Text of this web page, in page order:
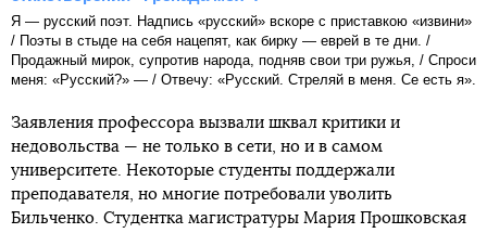
Я — русский поэт. Надпись «русский» вскоре с приставкою «извини»
/ Поэты в стыде на себя нацепят, как бирку — еврей в те дни. /
Продажный мирок, супротив народа, подняв свои три ружья, / Спроси
меня: «Русский?» — / Отвечу: «Русский. Стреляй в меня. Се есть я».
Заявления профессора вызвали шквал критики и
недовольства — не только в сети, но и в самом
университете. Некоторые студенты поддержали
преподавателя, но многие потребовали уволить
Бильченко. Студентка магистратуры Мария Прошковская